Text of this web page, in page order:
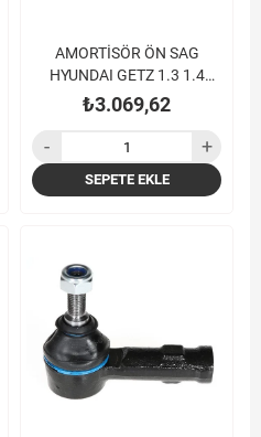
AMORTİSÖR ÖN SAG
HYUNDAI GETZ 1.3 1.4
BENZINLI 1.5 CRDI 02-
GAZLI ABSLI
₺3.069,62
SEPETE EKLE